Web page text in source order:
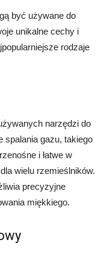
być używane do
unikalne cechy i
rodzaje
narzędzi do
spalania gazu, takiego
i łatwe w
wielu rzemieślników.
precyzyjne
miękkiego.